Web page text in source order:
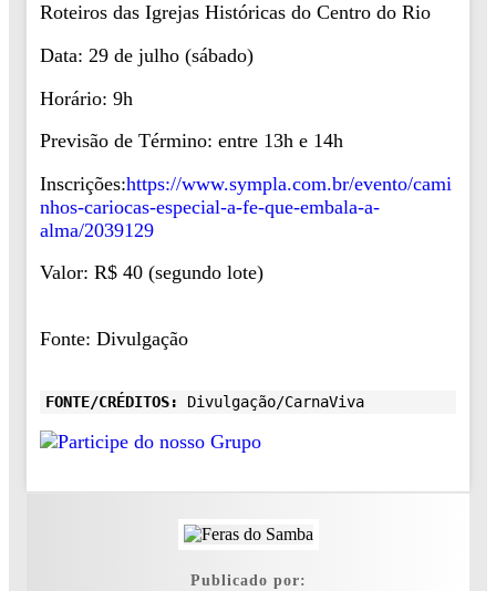
Roteiros das Igrejas Históricas do Centro do Rio
Data: 29 de julho (sábado)
Horário: 9h
Previsão de Término: entre 13h e 14h
Inscrições:https://www.sympla.com.br/evento/cami
nhos-cariocas-especial-a-fe-que-embala-a-
alma/2039129
Valor: R$ 40 (segundo lote)
Fonte: Divulgação
FONTE/CRÉDITOS: Divulgação/CarnaViva
Publicado por: